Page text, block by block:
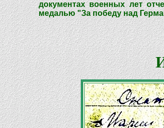
документах военных лет
медалью "За победу над